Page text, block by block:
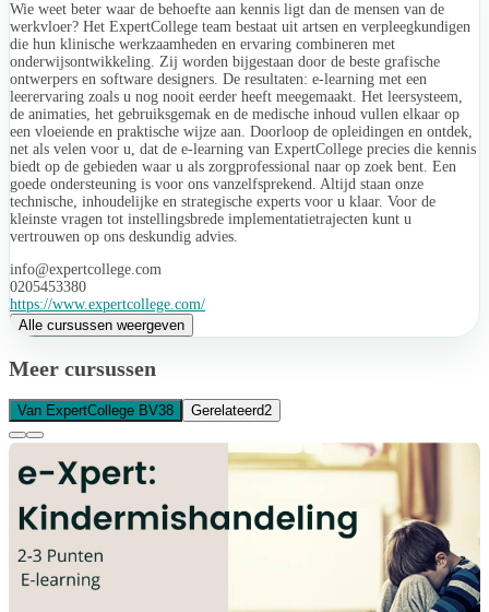
Wie weet beter waar de behoefte aan kennis ligt dan de mensen van de
werkvloer? Het ExpertCollege team bestaat uit artsen en verpleegkundigen
die hun klinische werkzaamheden en ervaring combineren met
onderwijsontwikkeling. Zij worden bijgestaan door de beste grafische
ontwerpers en software designers. De resultaten: e-learning met een
leerervaring zoals u nog nooit eerder heeft meegemaakt. Het leersysteem,
de animaties, het gebruiksgemak en de medische inhoud vullen elkaar op
een vloeiende en praktische wijze aan. Doorloop de opleidingen en ontdek,
net als velen voor u, dat de e-learning van ExpertCollege precies die kennis
biedt op de gebieden waar u als zorgprofessional naar op zoek bent. Een
goede ondersteuning is voor ons vanzelfsprekend. Altijd staan onze
technische, inhoudelijke en strategische experts voor u klaar. Voor de
kleinste vragen tot instellingsbrede implementatietrajecten kunt u
vertrouwen op ons deskundig advies.
info@expertcollege.com
0205453380
https://www.expertcollege.com/
Alle cursussen weergeven
Meer cursussen
Van ExpertCollege BV38 Gerelateerd2